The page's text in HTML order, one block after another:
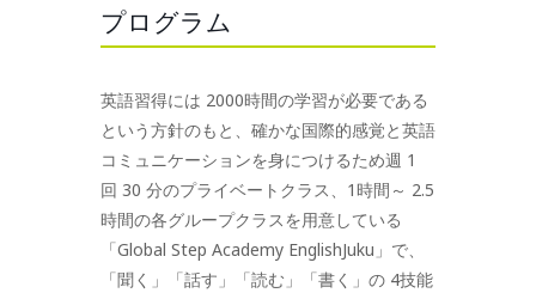
プログラム
英語習得には 2000時間の学習が必要である
という方針のもと、確かな国際的感覚と英語
コミュニケーションを身につけるため週 1
回 30 分のプライベートクラス、1時間～ 2.5
時間の各グループクラスを用意している
「Global Step Academy EnglishJuku」で、
「聞く」「話す」「読む」「書く」の 4技能